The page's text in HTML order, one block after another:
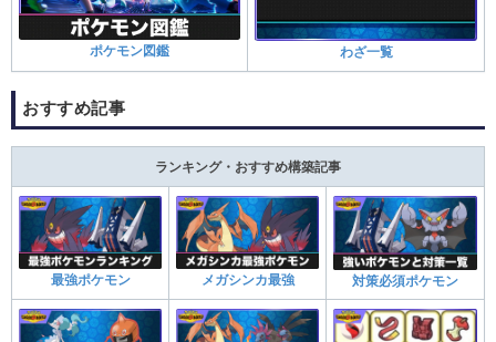
ポケモン図鑑 わざ一覧
おすすめ記事
ランキング・おすすめ構築記事
最強ポケモン メガシンカ最強 対策必須ポケモン